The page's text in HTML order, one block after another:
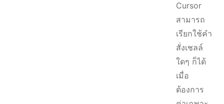
Cursor
สามารถ
เรียกใช้คำ
สั่งเชลล์
ใดๆ ก็ได้
เมื่อ
ต้องการ